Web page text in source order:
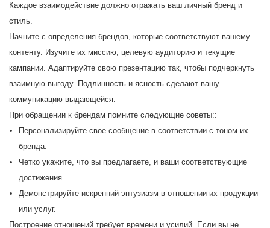
Каждое взаимодействие должно отражать ваш личный бренд и
стиль.
Начните с определения брендов, которые соответствуют вашему
контенту. Изучите их миссию, целевую аудиторию и текущие
кампании. Адаптируйте свою презентацию так, чтобы подчеркнуть
взаимную выгоду. Подлинность и ясность сделают вашу
коммуникацию выдающейся.
При обращении к брендам помните следующие советы::
Персонализируйте свое сообщение в соответствии с тоном их
бренда.
Четко укажите, что вы предлагаете, и ваши соответствующие
достижения.
Демонстрируйте искренний энтузиазм в отношении их продукции
или услуг.
Построение отношений требует времени и усилий. Если вы не